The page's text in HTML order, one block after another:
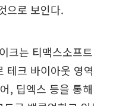
으로 보인다.
크는 티맥스소프트
테크 바이아웃 영역
, 딥엑스 등을 통해